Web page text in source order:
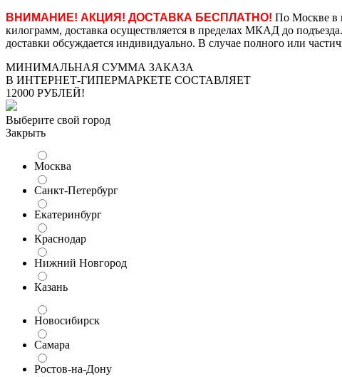
ВНИМАНИЕ! АКЦИЯ! ДОСТАВКА БЕСПЛАТНО! По Москве в
килограмм, доставка осуществляется в пределах МКАД до
доставки обсуждается индивидуально. В случае полного или
МИНИМАЛЬНАЯ СУММА ЗАКАЗА
В ИНТЕРНЕТ-ГИПЕРМАРКЕТЕ СОСТАВЛЯЕТ
12000 РУБЛЕЙ!
Выберите свой город
Закрыть
Москва
Санкт-Петербург
Екатеринбург
Краснодар
Нижний Новгород
Казань
Новосибирск
Самара
Ростов-на-Дону